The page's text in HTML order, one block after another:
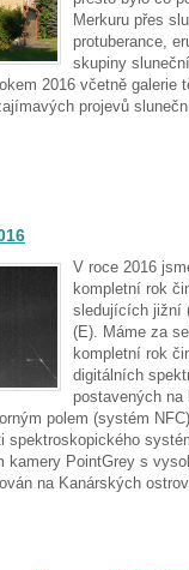
Merkuru přes
protuberance,
skupiny
2016 včetně galerie
projevů
V roce 2016
kompletní rok
sledujících jižní
(E). Máme za
kompletní rok
digitálních
postavených na
polem (systém
spektroskopického
kamery PointGrey s
na Kanárských